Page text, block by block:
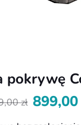
pokrywę
zł
Pierwotna
899,00
Aktualna